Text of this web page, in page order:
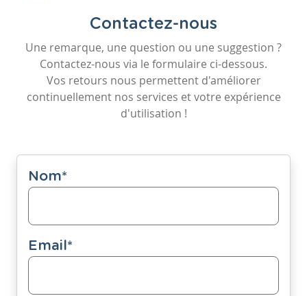
Contactez-nous
Une remarque, une question ou une suggestion ?
Contactez-nous via le formulaire ci-dessous.
Vos retours nous permettent d'améliorer
continuellement nos services et votre expérience
d'utilisation !
Nom*
Email*